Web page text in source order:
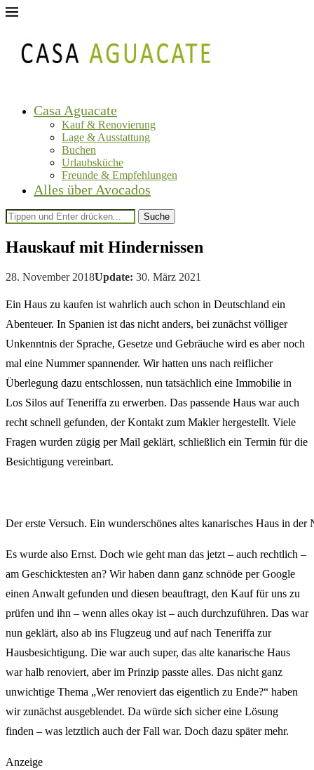
Casa Aguacate
Kauf & Renovierung
Lage & Ausstattung
Buchen
Urlaubsküche
Freunde & Empfehlungen
Alles über Avocados
Suche
Hauskauf mit Hindernissen
28. November 2018Update: 30. März 2021
Ein Haus zu kaufen ist wahrlich auch schon in Deutschland ein
Abenteuer. In Spanien ist das nicht anders, bei zunächst völliger
Unkenntnis der Sprache, Gesetze und Gebräuche wird es aber noch
mal eine Nummer spannender. Wir hatten uns nach reiflicher
Überlegung dazu entschlossen, nun tatsächlich eine Immobilie in
Los Silos auf Teneriffa zu erwerben. Das passende Haus war auch
recht schnell gefunden, der Kontakt zum Makler hergestellt. Viele
Fragen wurden zügig per Mail geklärt, schließlich ein Termin für die
Besichtigung vereinbart.
Der erste Versuch. Ein wunderschönes altes kanarisches Haus in der
Es wurde also Ernst. Doch wie geht man das jetzt – auch rechtlich –
am Geschicktesten an? Wir haben dann ganz schnöde per Google
einen Anwalt gefunden und diesen beauftragt, den Kauf für uns zu
prüfen und ihn – wenn alles okay ist – auch durchzuführen. Das war
nun geklärt, also ab ins Flugzeug und auf nach Teneriffa zur
Hausbesichtigung. Die war auch super, das alte kanarische Haus
war halb renoviert, aber im Prinzip passte alles. Das nicht ganz
unwichtige Thema „Wer renoviert das eigentlich zu Ende?“ haben
wir zunächst ausgeblendet. Da würde sich sicher eine Lösung
finden – was letztlich auch der Fall war. Doch dazu später mehr.
Anzeige